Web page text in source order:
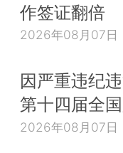
作签证翻倍
2026年08月07日
因严重违纪
第十四届全
2026年08月07日